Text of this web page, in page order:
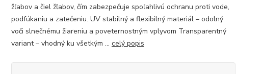
žľabov a čiel žľabov, čím zabezpečuje spoľahlivú ochranu proti vode,
podfúkaniu a zatečeniu. UV stabilný a flexibilný materiál – odolný
voči slnečnému žiareniu a poveternostným vplyvom Transparentný
variant – vhodný ku všetkým ... celý popis